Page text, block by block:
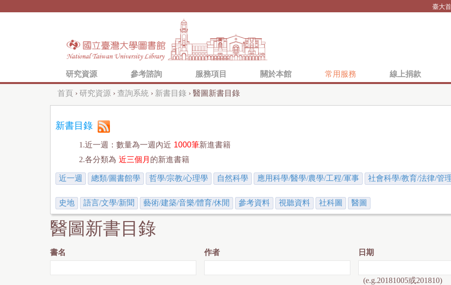
臺大
研究資源 參考諮詢 服務項目 關於本館 常用服務 線上捐款
您
在
首頁 › 研究資源 › 查詢系統 › 新書目錄 › 醫圖新書目錄
新書目錄
1.近一週：數量為一週內近 1000筆新進書籍
2.各分類為 近三個月 的新進書籍
近一週 總類/圖書館學 哲學/宗教/心理學 自然科學 應用科學/醫學/農學/工程/軍事 社會科學/教育/法律/管
史地 語言/文學/新聞 藝術/建築/音樂/體育/休閒 參考資料 視聽資料 社科圖 醫圖
醫圖新書目錄
書名 作者 日期
(e.g.20181005或201810)